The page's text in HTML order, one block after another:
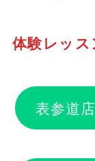
体験レッス
表参道